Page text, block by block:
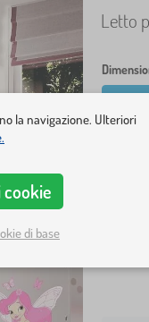
Letto
letto
solo
la navigazione. Ulteriori
di base